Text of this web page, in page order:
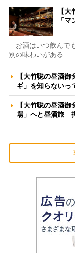
【
「
お酒はいつ飲んで
別の味わいがある
【大竹聡の昼酒
ギ」を知らない
【大竹聡の昼酒
場」へと昼酒旅